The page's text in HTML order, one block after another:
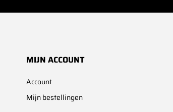
MIJN ACCOUNT
Account
Mijn bestellingen